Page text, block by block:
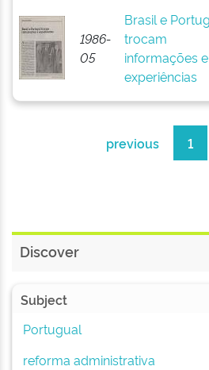
1986-
05
Brasil e
trocam
informações e
experiências
previous 1
Discover
Subject
Portugual
reforma administrativa